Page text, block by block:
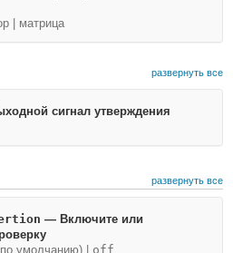
| матрица
развернуть все
сигнал утверждения
развернуть все
— Включите или
умолчанию) | off